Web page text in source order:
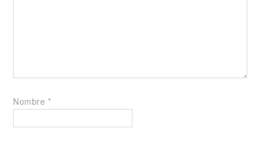
Nombre *